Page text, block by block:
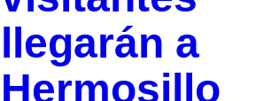
llegarán a
Hermosillo